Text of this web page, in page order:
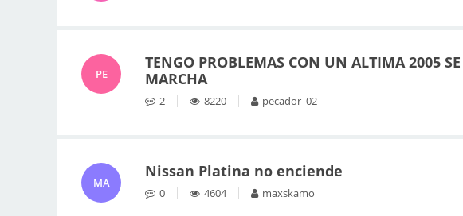
PE
TENGO PROBLEMAS CON UN ALTIMA 2005
MARCHA
2 8220 pecador_02
MA
Nissan Platina no enciende
0 4604 maxskamo